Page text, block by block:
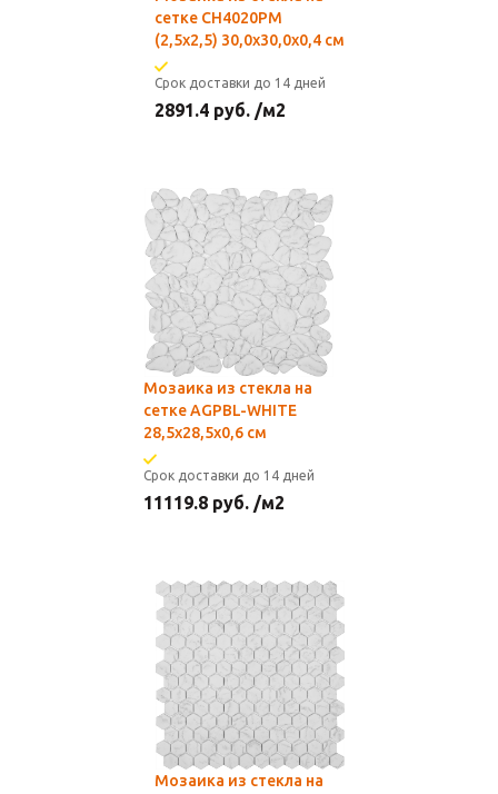
сетке CH4020РМ
(2,5x2,5) 30,0х30,0x0,4 см
Срок доставки до 14 дней
2891.4 руб. /м2
Мозаика из стекла на
сетке AGPBL-WHITE
28,5х28,5x0,6 см
Срок доставки до 14 дней
11119.8 руб. /м2
Мозаика из стекла на